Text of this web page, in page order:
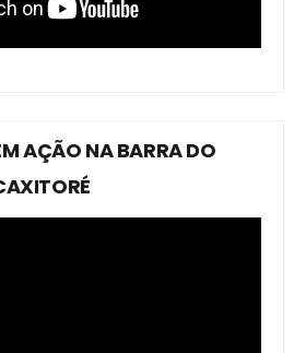
AÇÃO NA BARRA DO